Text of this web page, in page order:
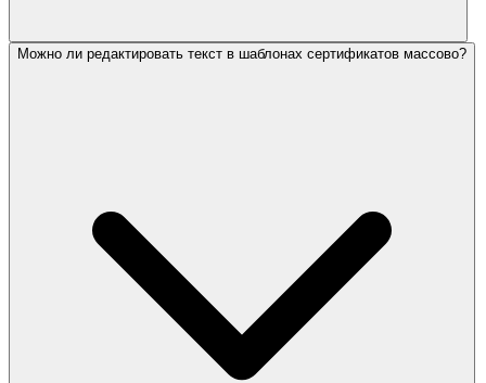
Можно ли редактировать текст в шаблонах сертификатов массово?